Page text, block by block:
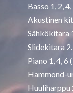
Basso 1, 2, 4,
Akustinen
Sähkökitara 1,
Slidekitara 2.
Piano 1, 4, 6
Hammond-
Huuliharppu 2